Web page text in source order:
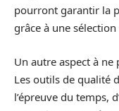
pourront garantir la
grâce à une
Un autre aspect à
Les outils de qualité
l’épreuve du temps,